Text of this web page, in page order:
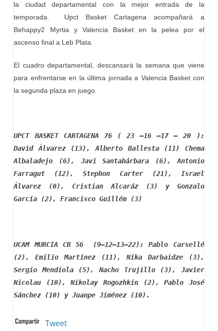
la ciudad departamental con la mejor entrada de la
temporada. Upct Basket Cartagena acompañará a
Behappy2 Myrtia y Valencia Basket en la pelea por el
ascenso final a Leb Plata.
El cuadro departamental, descansará la semana que viene
para enfrentarse en la última jornada a Valencia Basket con
la segunda plaza en juego.
UPCT BASKET CARTAGENA 76 ( 23 –16 –17 – 20 ):
David Álvarez (13), Alberto Ballesta (11) Chema
Albaladejo (6), Javi Santabárbara (6), Antonio
Farragut (12), Stephon Carter (21), Israel
Álvarez (0), Cristian Alcaráz (3) y Gonzalo
García (2), Francisco Guillém (3)
UCAM MURCIA CB 56 (9–12–13–22): Pablo Carsellé
(2), Emilio Martínez (11), Nika Darbaidze (3),
Sergio Mendiola (5), Nacho Trujillo (3), Javier
Nicolau (10), Nikolay Rogozhkin (2), Pablo José
Sánchez (10) y Juanpe Jiménez (10).
Tweet